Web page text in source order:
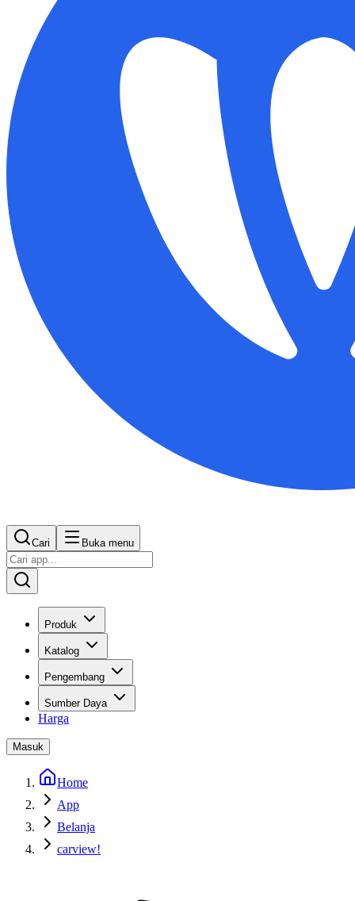
Cari Buka menu
Produk
Katalog
Pengembang
Sumber Daya
Harga
Masuk
Home
App
Belanja
carview!